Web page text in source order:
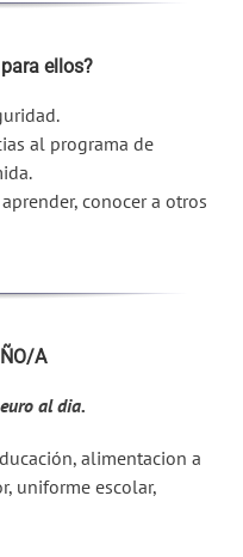
ellos?
al programa de
conocer a otros
A
al dia.
alimentacion a
uniforme escolar,